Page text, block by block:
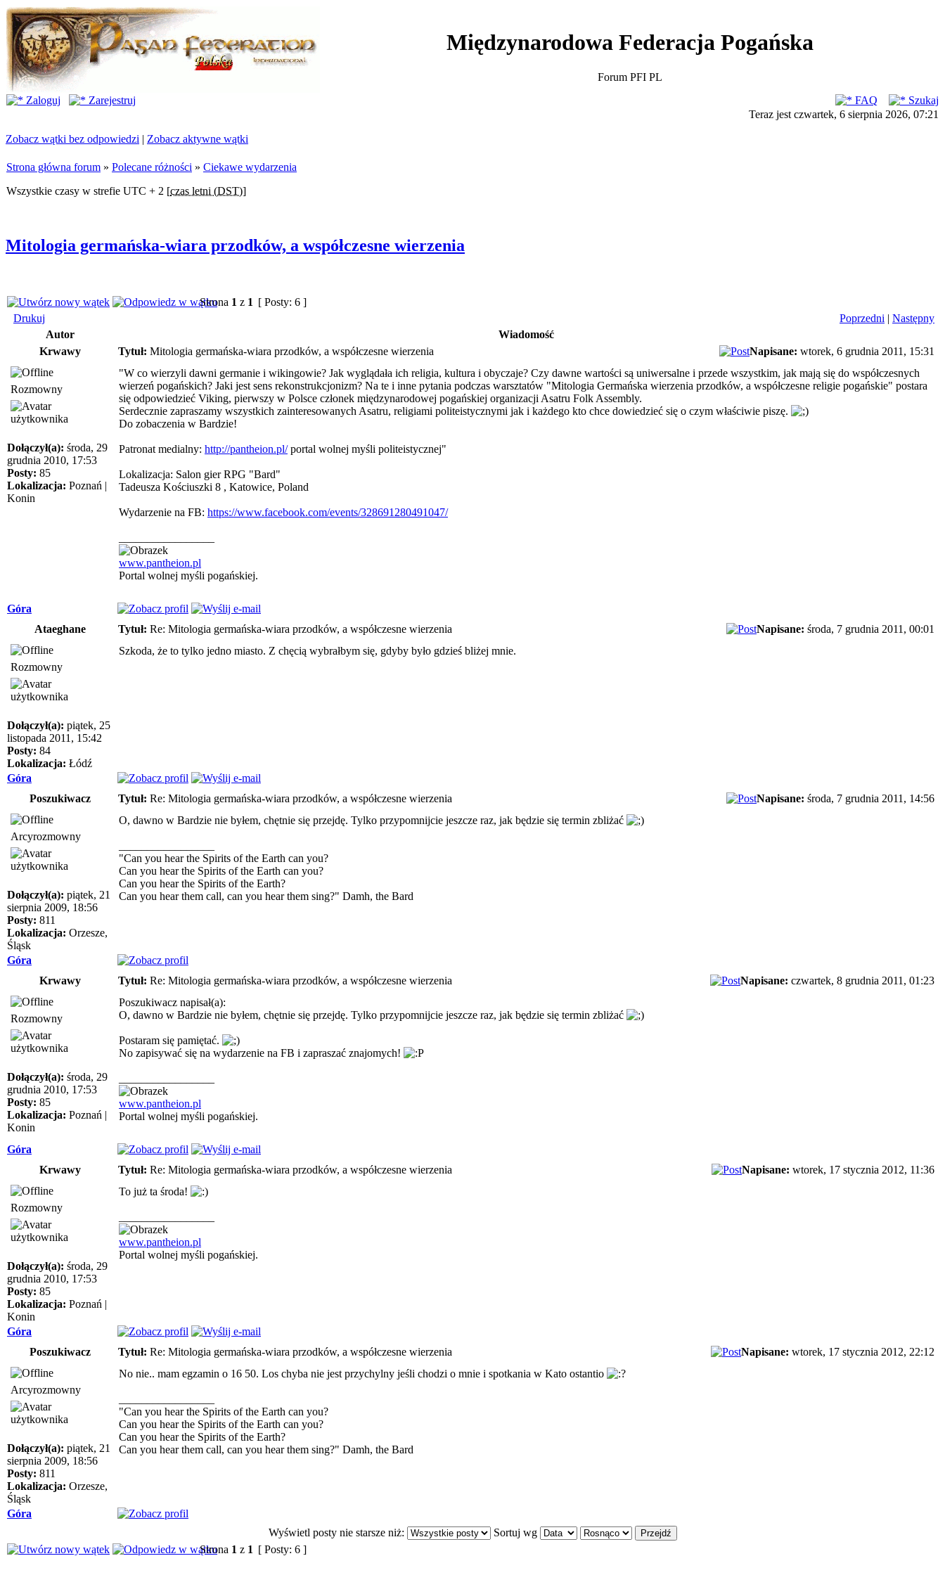
Międzynarodowa Federacja Pogańska
Forum PFI PL
Zaloguj
Zarejestruj FAQ
Szukaj
Teraz jest czwartek, 6 sierpnia 2026, 07:21
Zobacz wątki bez odpowiedzi | Zobacz aktywne wątki
Strona główna forum » Polecane różności » Ciekawe wydarzenia
Wszystkie czasy w strefie UTC + 2 [czas letni (DST)]
Mitologia germańska-wiara przodków, a współczesne wierzenia
Strona 1 z 1 [ Posty: 6 ]
Drukuj
Poprzedni | Następny
Autor
Wiadomość
Krwawy
Tytuł: Mitologia germańska-wiara przodków, a współczesne wierzenia Napisane: wtorek, 6 grudnia 2011, 15:31
Rozmowny
Dołączył(a): środa, 29
grudnia 2010, 17:53
Posty: 85
Lokalizacja: Poznań |
Konin
"W co wierzyli dawni germanie i wikingowie? Jak wyglądała ich religia, kultura i obyczaje? Czy dawne wartości są uniwersalne i przede wszystkim, jak mają się do współczesnych
wierzeń pogańskich? Jaki jest sens rekonstrukcjonizm? Na te i inne pytania podczas warsztatów "Mitologia Germańska wierzenia przodków, a współczesne religie pogańskie" postara
się odpowiedzieć Viking, pierwszy w Polsce członek międzynarodowej pogańskiej organizacji Asatru Folk Assembly.
Serdecznie zapraszamy wszystkich zainteresowanych Asatru, religiami politeistycznymi jak i każdego kto chce dowiedzieć się o czym właściwie piszę.
Do zobaczenia w Bardzie!
Patronat medialny: http://pantheion.pl/portal wolnej myśli politeistycznej"
Lokalizacja: Salon gier RPG "Bard"
Tadeusza Kościuszki 8 , Katowice, Poland
Wydarzenie na FB: https://www.facebook.com/events/328691280491047/
www.pantheion.pl
Portal wolnej myśli pogańskiej.
Góra
Ataeghane
Tytuł: Re: Mitologia germańska-wiara przodków, a współczesne wierzenia Napisane: środa, 7 grudnia 2011, 00:01
Rozmowny
Dołączył(a): piątek, 25
listopada 2011, 15:42
Posty: 84
Lokalizacja: Łódź
Szkoda, że to tylko jedno miasto. Z chęcią wybrałbym się, gdyby było gdzieś bliżej mnie.
Góra
Poszukiwacz
Tytuł: Re: Mitologia germańska-wiara przodków, a współczesne wierzenia Napisane: środa, 7 grudnia 2011, 14:56
Arcyrozmowny
Dołączył(a): piątek, 21
sierpnia 2009, 18:56
Posty: 811
Lokalizacja: Orzesze,
Śląsk
O, dawno w Bardzie nie byłem, chętnie się przejdę. Tylko przypomnijcie jeszcze raz, jak będzie się termin zbliżać
"Can you hear the Spirits of the Earth can you?
Can you hear the Spirits of the Earth can you?
Can you hear the Spirits of the Earth?
Can you hear them call, can you hear them sing?" Damh, the Bard
Góra
Krwawy
Tytuł: Re: Mitologia germańska-wiara przodków, a współczesne wierzenia Napisane: czwartek, 8 grudnia 2011, 01:23
Rozmowny
Dołączył(a): środa, 29
grudnia 2010, 17:53
Posty: 85
Lokalizacja: Poznań |
Konin
Poszukiwacz napisał(a):
O, dawno w Bardzie nie byłem, chętnie się przejdę. Tylko przypomnijcie jeszcze raz, jak będzie się termin zbliżać
Postaram się pamiętać.
No zapisywać się na wydarzenie na FB i zapraszać znajomych!
www.pantheion.pl
Portal wolnej myśli pogańskiej.
Góra
Krwawy
Tytuł: Re: Mitologia germańska-wiara przodków, a współczesne wierzenia Napisane: wtorek, 17 stycznia 2012, 11:36
Rozmowny
Dołączył(a): środa, 29
grudnia 2010, 17:53
Posty: 85
Lokalizacja: Poznań |
Konin
To już ta środa!
www.pantheion.pl
Portal wolnej myśli pogańskiej.
Góra
Poszukiwacz
Tytuł: Re: Mitologia germańska-wiara przodków, a współczesne wierzenia Napisane: wtorek, 17 stycznia 2012, 22:12
Arcyrozmowny
Dołączył(a): piątek, 21
sierpnia 2009, 18:56
Posty: 811
Lokalizacja: Orzesze,
Śląsk
No nie.. mam egzamin o 16 50. Los chyba nie jest przychylny jeśli chodzi o mnie i spotkania w Kato ostantio
"Can you hear the Spirits of the Earth can you?
Can you hear the Spirits of the Earth can you?
Can you hear the Spirits of the Earth?
Can you hear them call, can you hear them sing?" Damh, the Bard
Góra
Wyświetl posty nie starsze niż:
Sortuj wg
Strona 1 z 1 [ Posty: 6 ]